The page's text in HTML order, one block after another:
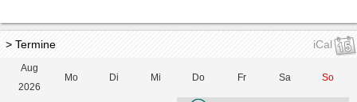
> Termine iCal
Aug
2026
Mo Di Mi Do Fr Sa So